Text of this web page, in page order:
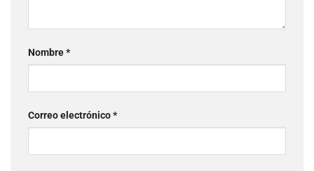
Nombre*
Correo electrónico*